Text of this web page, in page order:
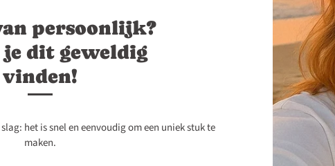
persoonlijk?
je dit geweldig
vinden!
het is snel en eenvoudig om een uniek stuk te
maken.